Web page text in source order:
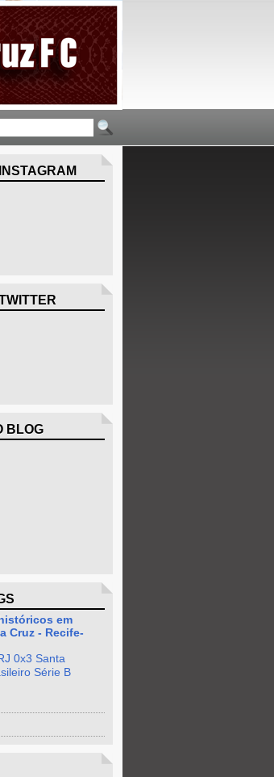
BLOG
em
Cruz - Recife-
0x3 Santa
Série B